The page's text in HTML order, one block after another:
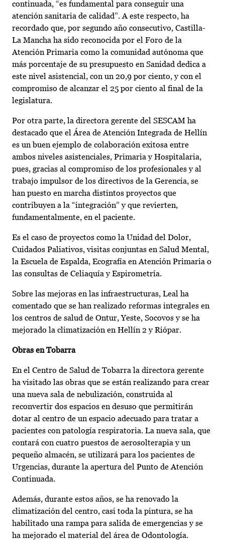
continuada, “es fundamental para conseguir una
atención sanitaria de calidad”. A este respecto, ha
recordado que, por segundo año consecutivo, Castilla-
La Mancha ha sido reconocida por el Foro de la
Atención Primaria como la comunidad autónoma que
más porcentaje de su presupuesto en Sanidad dedica a
este nivel asistencial, con un 20,9 por ciento, y con el
compromiso de alcanzar el 25 por ciento al final de la
legislatura.
Por otra parte, la directora gerente del SESCAM ha
destacado que el Área de Atención Integrada de Hellín
es un buen ejemplo de colaboración exitosa entre
ambos niveles asistenciales, Primaria y Hospitalaria,
pues, gracias al compromiso de los profesionales y al
trabajo impulsor de los directivos de la Gerencia, se
han puesto en marcha distintos proyectos que
contribuyen a la “integración” y que revierten,
fundamentalmente, en el paciente.
Es el caso de proyectos como la Unidad del Dolor,
Cuidados Paliativos, visitas conjuntas en Salud Mental,
la Escuela de Espalda, Ecografía en Atención Primaria o
las consultas de Celiaquía y Espirometría.
Sobre las mejoras en las infraestructuras, Leal ha
comentado que se han realizado reformas integrales en
los centros de salud de Ontur, Yeste, Socovos y se ha
mejorado la climatización en Hellín 2 y Riópar.
Obras en Tobarra
En el Centro de Salud de Tobarra la directora gerente
ha visitado las obras que se están realizando para crear
una nueva sala de nebulización, construida al
reconvertir dos espacios en desuso que permitirán
dotar al centro de un espacio adecuado para tratar a
pacientes con patología respiratoria. La nueva sala, que
contará con cuatro puestos de aerosolterapia y un
pequeño almacén, se utilizará para los pacientes de
Urgencias, durante la apertura del Punto de Atención
Continuada.
Además, durante estos años, se ha renovado la
climatización del centro, casi toda la pintura, se ha
habilitado una rampa para salida de emergencias y se
ha mejorado el material del área de Odontología.